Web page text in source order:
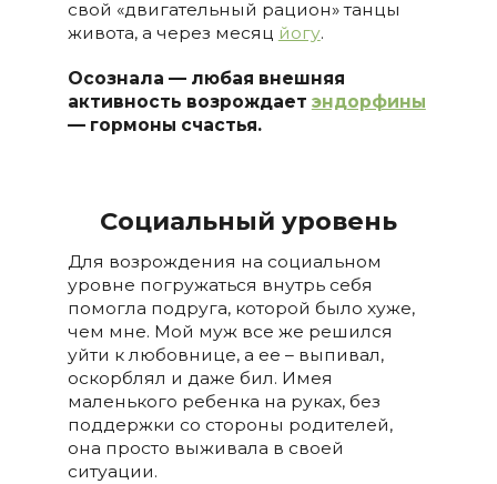
свой «двигательный рацион» танцы
живота, а через месяц йогу.
Осознала — любая внешняя
активность возрождает эндорфины
— гормоны счастья.
Социальный уровень
Для возрождения на социальном
уровне погружаться внутрь себя
помогла подруга, которой было хуже,
чем мне. Мой муж все же решился
уйти к любовнице, а ее – выпивал,
оскорблял и даже бил. Имея
маленького ребенка на руках, без
поддержки со стороны родителей,
она просто выживала в своей
ситуации.